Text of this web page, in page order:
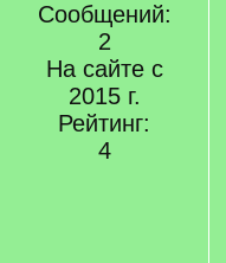
Сообщений:
2
На сайте с
2015 г.
Рейтинг:
4